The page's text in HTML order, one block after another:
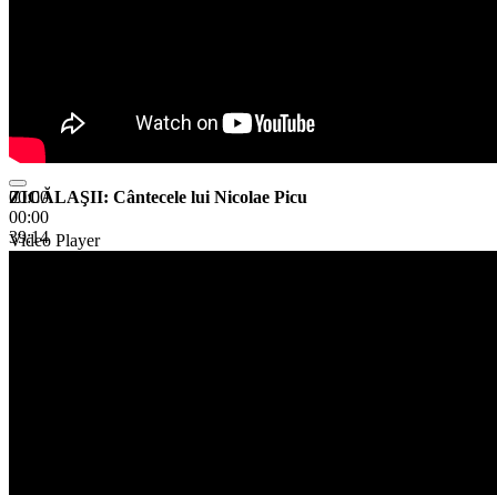
00:00
00:00
39:14
ZICĂLAŞII: Cântecele lui Nicolae Picu
Video Player